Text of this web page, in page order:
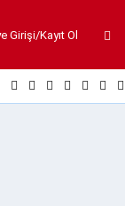
Girişi/Kayıt Ol